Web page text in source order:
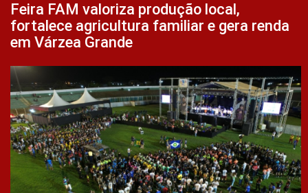
Feira FAM valoriza produção local,
fortalece agricultura familiar e gera renda
em Várzea Grande